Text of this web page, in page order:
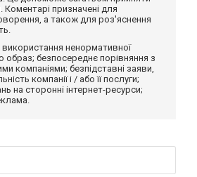
призначені для
а також для роз'яснення
використання ненормативної
образ; безпосереднє порівняння з
компаніями; безпідставні заяви,
компанії і / або її послуги;
на сторонні інтернет-ресурси;